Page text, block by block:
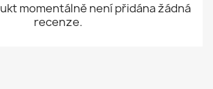
momentálně není přidána žádná
recenze.